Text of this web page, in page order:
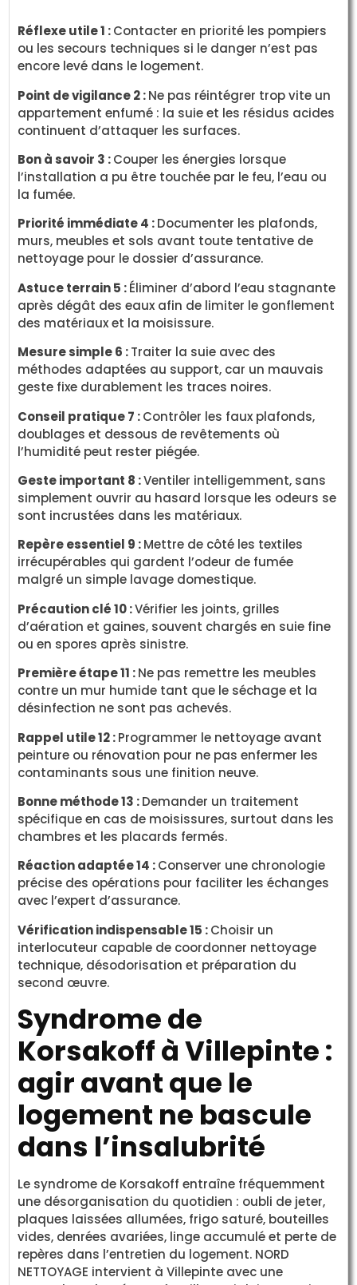
Réflexe utile 1 :Contacter en priorité les pompiers
ou les secours techniques si le danger n’est pas
encore levé dans le logement.
Point de vigilance 2 :Ne pas réintégrer trop vite un
appartement enfumé : la suie et les résidus acides
continuent d’attaquer les surfaces.
Bon à savoir 3 :Couper les énergies lorsque
l’installation a pu être touchée par le feu, l’eau ou
la fumée.
Priorité immédiate 4 :Documenter les plafonds,
murs, meubles et sols avant toute tentative de
nettoyage pour le dossier d’assurance.
Astuce terrain 5 :Éliminer d’abord l’eau stagnante
après dégât des eaux afin de limiter le gonflement
des matériaux et la moisissure.
Mesure simple 6 :Traiter la suie avec des
méthodes adaptées au support, car un mauvais
geste fixe durablement les traces noires.
Conseil pratique 7 :Contrôler les faux plafonds,
doublages et dessous de revêtements où
l’humidité peut rester piégée.
Geste important 8 :Ventiler intelligemment, sans
simplement ouvrir au hasard lorsque les odeurs se
sont incrustées dans les matériaux.
Repère essentiel 9 :Mettre de côté les textiles
irrécupérables qui gardent l’odeur de fumée
malgré un simple lavage domestique.
Précaution clé 10 :Vérifier les joints, grilles
d’aération et gaines, souvent chargés en suie fine
ou en spores après sinistre.
Première étape 11 :Ne pas remettre les meubles
contre un mur humide tant que le séchage et la
désinfection ne sont pas achevés.
Rappel utile 12 :Programmer le nettoyage avant
peinture ou rénovation pour ne pas enfermer les
contaminants sous une finition neuve.
Bonne méthode 13 :Demander un traitement
spécifique en cas de moisissures, surtout dans les
chambres et les placards fermés.
Réaction adaptée 14 :Conserver une chronologie
précise des opérations pour faciliter les échanges
avec l’expert d’assurance.
Vérification indispensable 15 :Choisir un
interlocuteur capable de coordonner nettoyage
technique, désodorisation et préparation du
second œuvre.
Syndrome de
Korsakoff à Villepinte :
agir avant que le
logement ne bascule
dans l’insalubrité
Le syndrome de Korsakoff entraîne fréquemment
une désorganisation du quotidien : oubli de jeter,
plaques laissées allumées, frigo saturé, bouteilles
vides, denrées avariées, linge accumulé et perte de
repères dans l’entretien du logement. NORD
NETTOYAGE intervient à Villepinte avec une